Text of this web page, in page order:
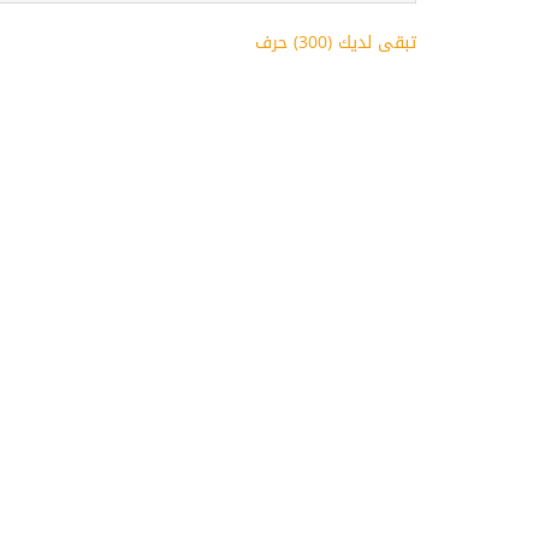
تبقى لديك (300) حرف